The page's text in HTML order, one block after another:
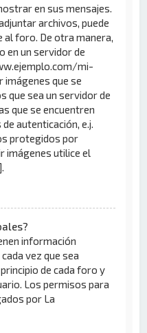
en sus mensajes.
archivos, puede
foro. De otra manera,
en un servidor de
mi-
imágenes que se
que sea un servidor de
que se encuentren
autenticación, e.j.
protegidos por
imágenes utilice el
información
vez que sea
de cada foro y
Los permisos para
por La